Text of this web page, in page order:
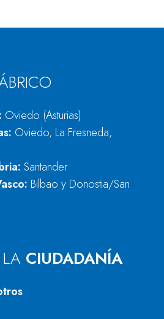
Oviedo (Asturias)
Oviedo, La Fresneda,
Santander
Bilbao y Donostia/San
CIUDADANÍA